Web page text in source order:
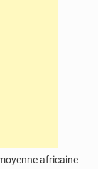
africaine